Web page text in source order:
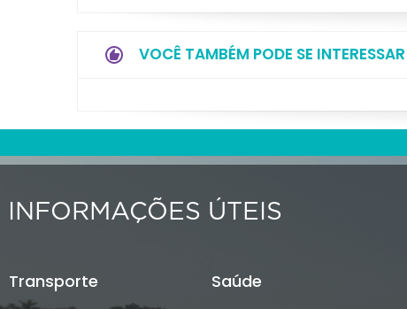
VOCÊ TAMBÉM PODE SE INTERESSAR
INFORMAÇÕES ÚTEIS
Transporte Saúde